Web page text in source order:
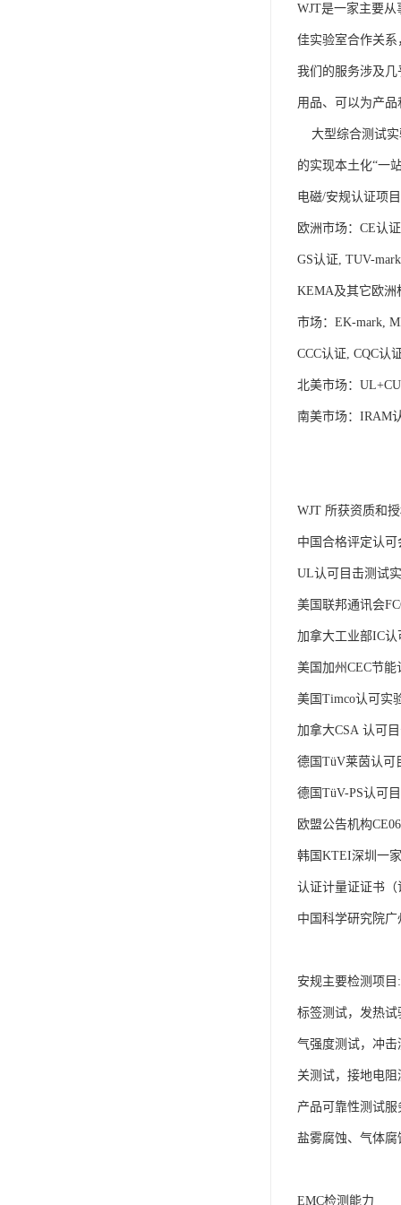
WJT是一家主要
佳实验室合作关系
我们的服务涉及
用品、可以为产品
大型综合测试实
的实现本土化“一
电磁/安规认证项目
欧洲市场：CE认
GS认证, TUV-
KEMA及其它欧洲
市场：EK-mark,
CCC认证, CQC认
北美市场：
南美市场：IRAM
WJT 所获资质和
中国合格评定认
UL认可目击测试
美国联邦通讯会
加拿大工业部IC认
美国加州CEC节能
美国Timco认可实
加拿大CSA 认可
德国TüV莱茵认可
德国TüV-PS认可
欧盟公告机构
韩国KTEI深圳一
认证计量证证书（
中国科学研究院
安规主要检测
标签测试，发热
气强度测试，冲
关测试，接地电
产品可靠性测试
盐雾腐蚀、气体
EMC检测能力